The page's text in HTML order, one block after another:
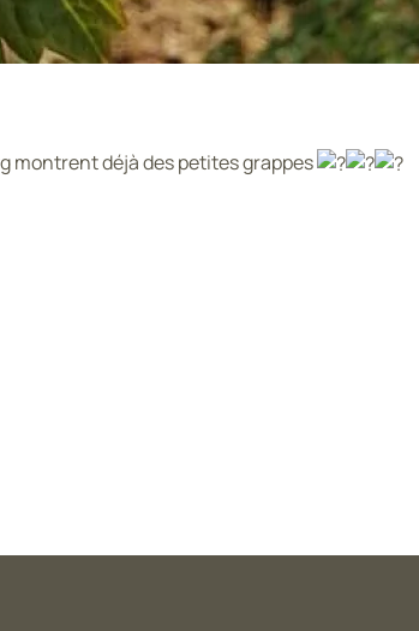
montrent déjà des petites grappes